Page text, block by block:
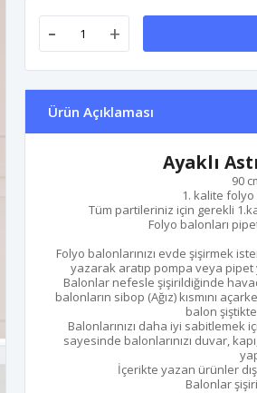
- +
Ürün Açıklaması
Ayaklı
90
1. kalite
Tüm partileriniz için gerekli
Folyo balonları
Folyo balonlarınızı evde şişirmek
yazarak aratıp pompa veya pipet
Balonlar nefesle şişirildiğinde
balonların sibop (Ağız) kısmını
balon
Balonlarınızı daha iyi
sayesinde balonlarınızı duvar,
İçerikte yazan ürünler
Balonlar